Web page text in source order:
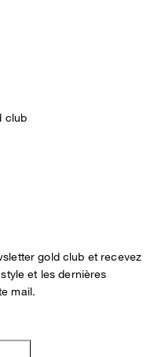
club
gold club et recevez
et les dernières
mail.